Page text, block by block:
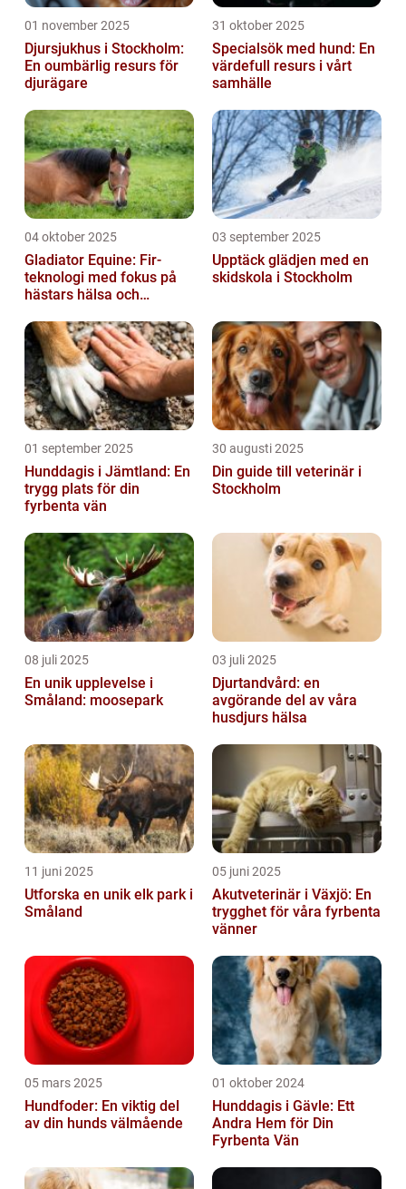
01 november 2025
Djursjukhus i Stockholm:
En oumbärlig resurs för
djurägare
31 oktober 2025
Specialsök med hund: En
värdefull resurs i vårt
samhälle
04 oktober 2025
Gladiator Equine: Fir-
teknologi med fokus på
hästars hälsa och
03 september 2025
Upptäck glädjen med en
skidskola i Stockholm
01 september 2025
Hunddagis i Jämtland: En
trygg plats för din
fyrbenta vän
30 augusti 2025
Din guide till veterinär i
Stockholm
08 juli 2025
En unik upplevelse i
Småland: moosepark
03 juli 2025
Djurtandvård: en
avgörande del av våra
husdjurs hälsa
11 juni 2025
Utforska en unik elk park i
Småland
05 juni 2025
Akutveterinär i Växjö: En
trygghet för våra fyrbenta
vänner
05 mars 2025
Hundfoder: En viktig del
av din hunds välmående
01 oktober 2024
Hunddagis i Gävle: Ett
Andra Hem för Din
Fyrbenta Vän